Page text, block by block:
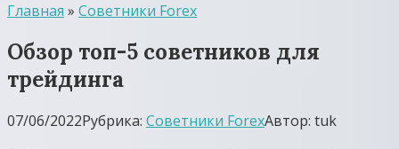
Главная » Советники Forex
Обзор топ-5 советников для
трейдинга
07/06/2022Рубрика: Советники ForexАвтор: tuk